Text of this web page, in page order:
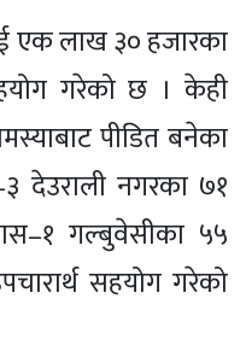
एक लाख ३० हजारका
गरेको छ । केही
पीडित बनेका
देउराली नगरका ७१
गल्बुवेसीका ५५
सहयोग गरेको